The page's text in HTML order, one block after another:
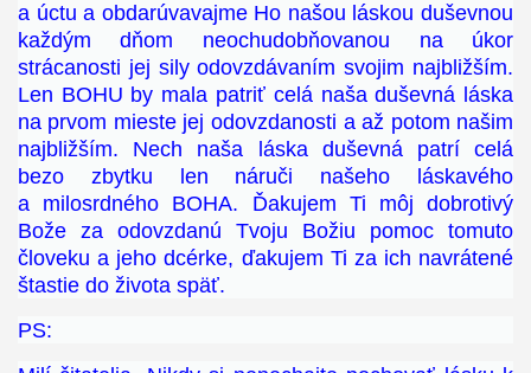
a úctu a obdarúvavajme Ho našou láskou duševnou
každým dňom neochudobňovanou na úkor
strácanosti jej sily odovzdávaním svojim najbližším.
Len BOHU by mala patriť celá naša duševná láska
na prvom mieste jej odovzdanosti a až potom našim
najbližším. Nech naša láska duševná patrí celá
bezo zbytku len náruči našeho láskavého
a milosrdného BOHA. Ďakujem Ti môj dobrotivý
Bože za odovzdanú Tvoju Božiu pomoc tomuto
človeku a jeho dcérke, ďakujem Ti za ich navrátené
štastie do života späť.
PS: